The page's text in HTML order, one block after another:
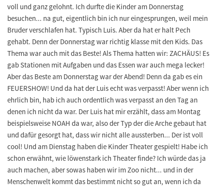
voll und ganz gelohnt. Ich durfte die Kinder am Donnerstag
besuchen... na gut, eigentlich bin ich nur eingesprungen, weil mein
Bruder verschlafen hat. Typisch Luis. Aber da hat er halt Pech
gehabt. Denn der Donnerstag war richtig klasse mit den Kids. Das
Thema war auch mit das Beste! Als Thema hatten wir: ZACHÄUS! Es
gab Stationen mit Aufgaben und das Essen war auch mega lecker!
Aber das Beste am Donnerstag war der Abend! Denn da gab es ein
FEUERSHOW! Und da hat der Luis echt was verpasst! Aber wenn ich
ehrlich bin, hab ich auch ordentlich was verpasst an den Tag an
denen ich nicht da war. Der Luis hat mir erzählt, dass am Montag
beispielsweise NOAH da war, also der Typ der die Arche gebaut hat
und dafür gesorgt hat, dass wir nicht alle aussterben... Der ist voll
cool! Und am Dienstag haben die Kinder Theater gespielt! Habe ich
schon erwähnt, wie löwenstark ich Theater finde? Ich würde das ja
auch machen, aber sowas haben wir im Zoo nicht... und in der
Menschenwelt kommt das bestimmt nicht so gut an, wenn ich da